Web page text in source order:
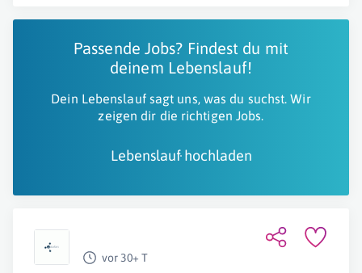
Passende Jobs? Findest du mit
deinem Lebenslauf!
Dein Lebenslauf sagt uns, was du suchst. Wir
zeigen dir die richtigen Jobs.
Lebenslauf hochladen
vor 30+ T